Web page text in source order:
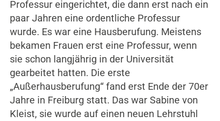
Professur eingerichtet, die dann erst nach ein
paar Jahren eine ordentliche Professur
wurde. Es war eine Hausberufung. Meistens
bekamen Frauen erst eine Professur, wenn
sie schon langjährig in der Universität
gearbeitet hatten. Die erste
„Außerhausberufung“ fand erst Ende der 70er
Jahre in Freiburg statt. Das war Sabine von
Kleist, sie wurde auf einen neuen Lehrstuhl